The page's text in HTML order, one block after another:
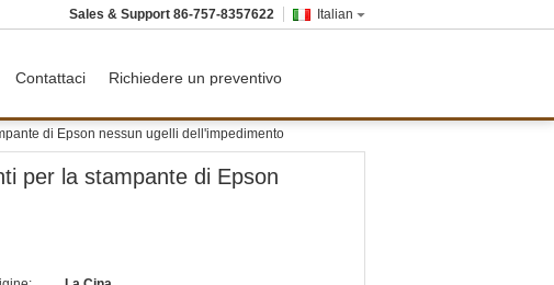
Italian
Sales & Support 86-757-8357622
Contattaci Richiedere un preventivo
di Epson nessun ugelli dell'impedimento
per la stampante di Epson